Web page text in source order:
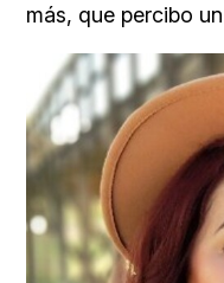
más, que percibo